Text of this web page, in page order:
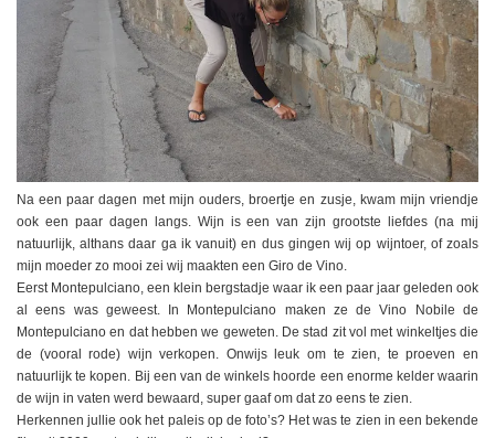
Na een paar dagen met mijn ouders, broertje en zusje, kwam mijn vriendje
ook een paar dagen langs. Wijn is een van zijn grootste liefdes (na mij
natuurlijk, althans daar ga ik vanuit) en dus gingen wij op wijntoer, of zoals
mijn moeder zo mooi zei wij maakten een Giro de Vino.
Eerst Montepulciano, een klein bergstadje waar ik een paar jaar geleden ook
al eens was geweest. In Montepulciano maken ze de Vino Nobile de
Montepulciano en dat hebben we geweten. De stad zit vol met winkeltjes die
de (vooral rode) wijn verkopen. Onwijs leuk om te zien, te proeven en
natuurlijk te kopen. Bij een van de winkels hoorde een enorme kelder waarin
de wijn in vaten werd bewaard, super gaaf om dat zo eens te zien.
Herkennen jullie ook het paleis op de foto’s? Het was te zien in een bekende